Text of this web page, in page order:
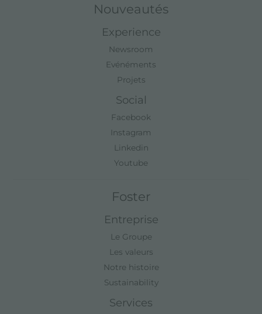
Nouveautés
Experience
Newsroom
Evénéments
Projets
Social
Facebook
Instagram
Linkedin
Youtube
Foster
Entreprise
Le Groupe
Les valeurs
Notre histoire
Sustainability
Services